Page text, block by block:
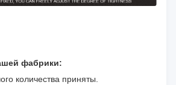
фабрики:
количества приняты.